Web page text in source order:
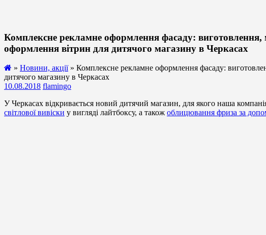
Комплексне рекламне оформлення фасаду: виготовлення,
оформлення вітрин для дитячого магазину в Черкасах
» Новини, акції» Комплексне рекламне оформлення фасаду:
дитячого магазину в Черкасах
10.08.2018 flamingo
У Черкасах відкривається новий дитячий магазин, для якого наша
світлової вивіски у вигляді лайтбоксу, а також облицювання фриза за